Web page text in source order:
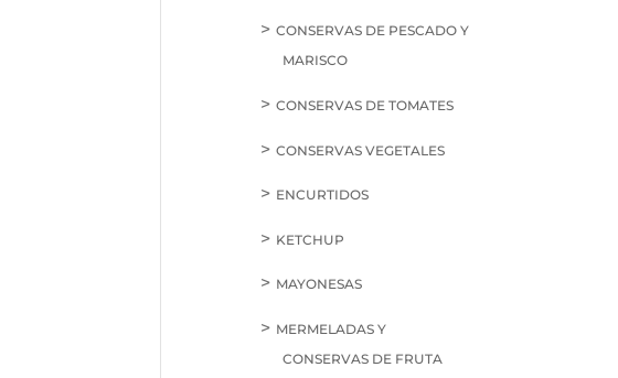
CONSERVAS DE PESCADO Y
MARISCO
CONSERVAS DE TOMATES
CONSERVAS VEGETALES
ENCURTIDOS
KETCHUP
MAYONESAS
MERMELADAS Y
CONSERVAS DE FRUTA